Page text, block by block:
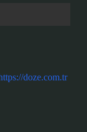
doze.com.tr